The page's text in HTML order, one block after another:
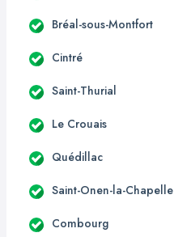
Bréal-sous-Montfort
Cintré
Saint-Thurial
Le Crouais
Quédillac
Saint-Onen-la-Chapelle
Combourg